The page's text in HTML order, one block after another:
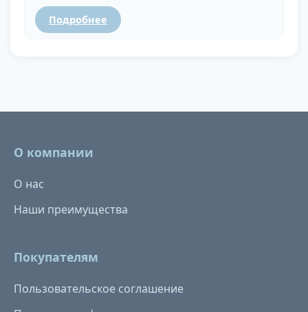
Подробнее
О компании
О нас
Наши преимущества
Покупателям
Пользовательское соглашение